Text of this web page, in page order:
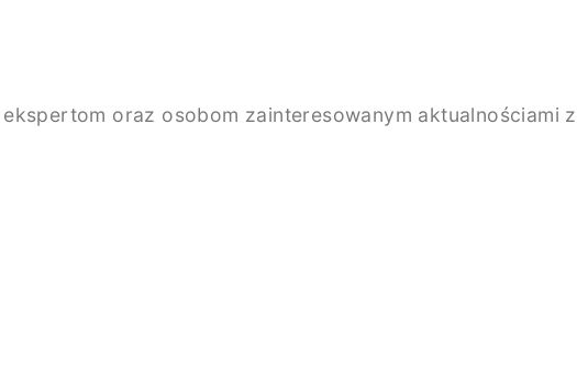
oraz osobom zainteresowanym aktualnościami